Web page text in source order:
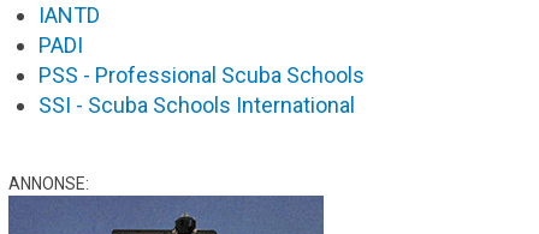
IANTD
PADI
PSS - Professional Scuba Schools
SSI - Scuba Schools International
ANNONSE: